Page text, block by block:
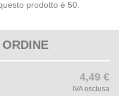
prodotto è 50.
4,49 €
IVA esclusa